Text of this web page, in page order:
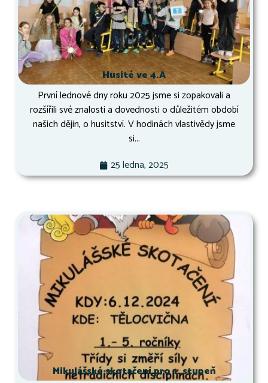
Husité ve 4.A
První lednové dny roku 2025 jsme si zopakovali a
rozšířili své znalosti a dovednosti o důležitém období
našich dějin, o husitství. V hodinách vlastivědy jsme
si...
25 ledna, 2025
Mikulášské skotačení pro 1. stupeň